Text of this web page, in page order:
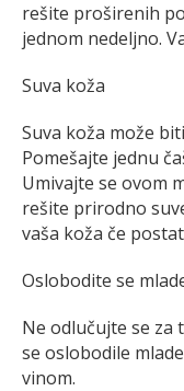
rešite proširenih
jednom nedeljno.
Suva koža
Suva koža može
Pomešajte jednu
Umivajte se ovom
rešite prirodno
vaša koža če
Oslobodite se
Ne odlučujte se za
se oslobodile
vinom.